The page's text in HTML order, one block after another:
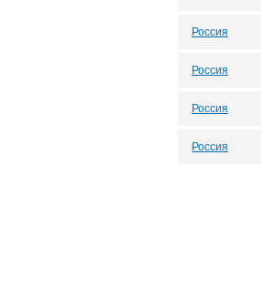
Россия
Россия
Россия
Россия